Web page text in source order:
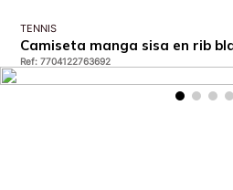
TENNIS
Camiseta manga sisa en rib
Ref:7704122763692